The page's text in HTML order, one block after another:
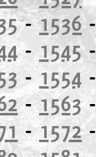
-1536
- 1545
- 1554
-1563
-1572